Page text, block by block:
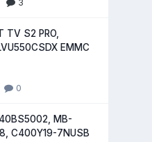
TV S2 PRO,
EMMC
0
MB-
C400Y19-7NUSB